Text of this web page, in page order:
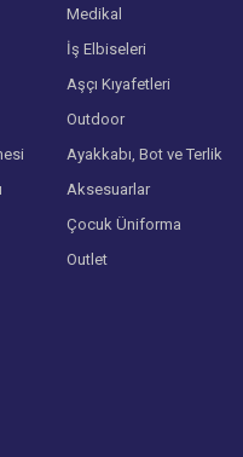
Medikal
İş Elbiseleri
Aşçı Kıyafetleri
Outdoor
Ayakkabı, Bot ve Terlik
Aksesuarlar
Çocuk Üniforma
Outlet